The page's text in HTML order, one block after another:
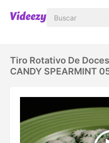
Tiro Rotativo De
CANDY SPEARMINT